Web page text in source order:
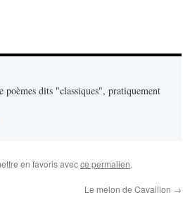
poèmes dits "classiques", pratiquement
en favoris avecce permalien.
Le melon de Cavaillon →